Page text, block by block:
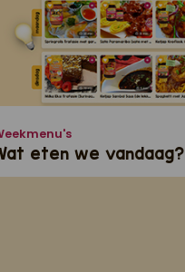
eten we vandaag?